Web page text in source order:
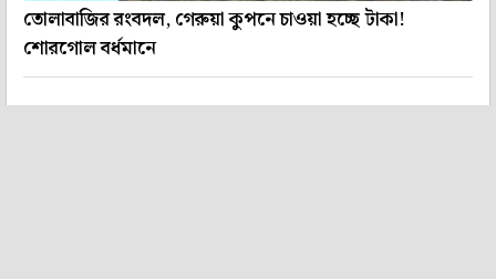
তোলাবাজির রংবদল, গেরুয়া কুপনে চাওয়া হচ্ছে টাকা!
শোরগোল বর্ধমানে